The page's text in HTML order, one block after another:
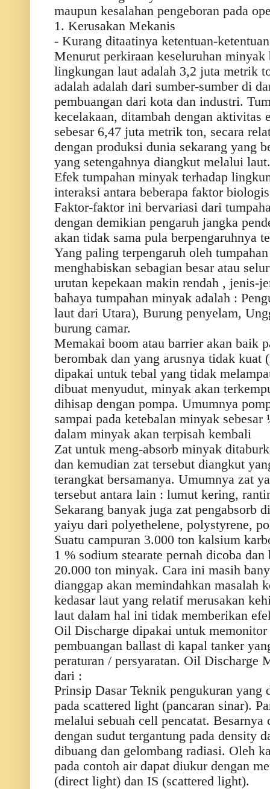
maupun kesalahan pengeboran pada
1. Kerusakan Mekanis
- Kurang ditaatinya ketentuan-
Menurut perkiraan keseluruhan
lingkungan laut adalah 3,2 juta metrik
adalah adalah dari sumber-sumber di
pembuangan dari kota dan industri.
kecelakaan, ditambah dengan aktivitas
sebesar 6,47 juta metrik ton, secara
dengan produksi dunia sekarang yang
yang setengahnya diangkut melalui laut.
Efek tumpahan minyak terhadap
interaksi antara beberapa faktor
Faktor-faktor ini bervariasi dari
dengan demikian pengaruh jangka
akan tidak sama pula berpengaruhnya
Yang paling terpengaruh oleh
menghabiskan sebagian besar atau
urutan kepekaan makin rendah , jenis-
bahaya tumpahan minyak adalah :
laut dari Utara), Burung penyelam,
burung camar.
Memakai boom atau barrier akan baik
berombak dan yang arusnya tidak kuat
dipakai untuk tebal yang tidak
dibuat menyudut, minyak akan
dihisap dengan pompa. Umumnya
sampai pada ketebalan minyak
dalam minyak akan terpisah kembali
Zat untuk meng-absorb minyak
dan kemudian zat tersebut diangkut
terangkat bersamanya. Umumnya zat
tersebut antara lain : lumut kering,
Sekarang banyak juga zat pengabsorb
yaiyu dari polyethelene, polystyrene,
Suatu campuran 3.000 ton kalsium
1 % sodium stearate pernah dicoba
20.000 ton minyak. Cara ini masih
dianggap akan memindahkan masalah
kedasar laut yang relatif merusakan
laut dalam hal ini tidak memberikan
Oil Discharge dipakai untuk
pembuangan ballast di kapal tanker
peraturan / persyaratan. Oil
dari :
Prinsip Dasar Teknik pengukuran yang
pada scattered light (pancaran sinar).
melalui sebuah cell pencatat.
dengan sudut tergantung pada density
dibuang dan gelombang radiasi. Oleh
pada contoh air dapat diukur dengan
(direct light) dan IS (scattered light).